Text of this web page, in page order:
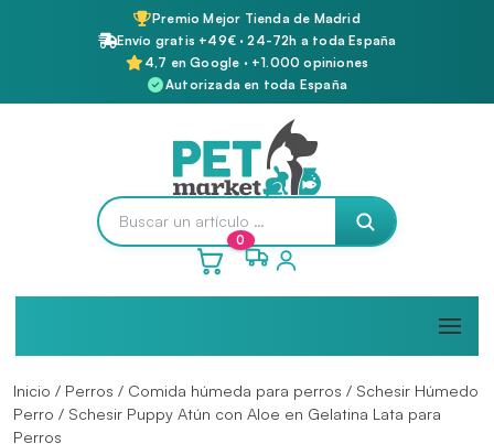
Premio Mejor Tienda de Madrid
Envío gratis +49€ · 24-72h a toda España
4,7 en Google · +1.000 opiniones
Autorizada en toda España
0
Inicio / Perros / Comida húmeda para perros / Schesir Húmedo
Perro / Schesir Puppy Atún con Aloe en Gelatina Lata para
Perros